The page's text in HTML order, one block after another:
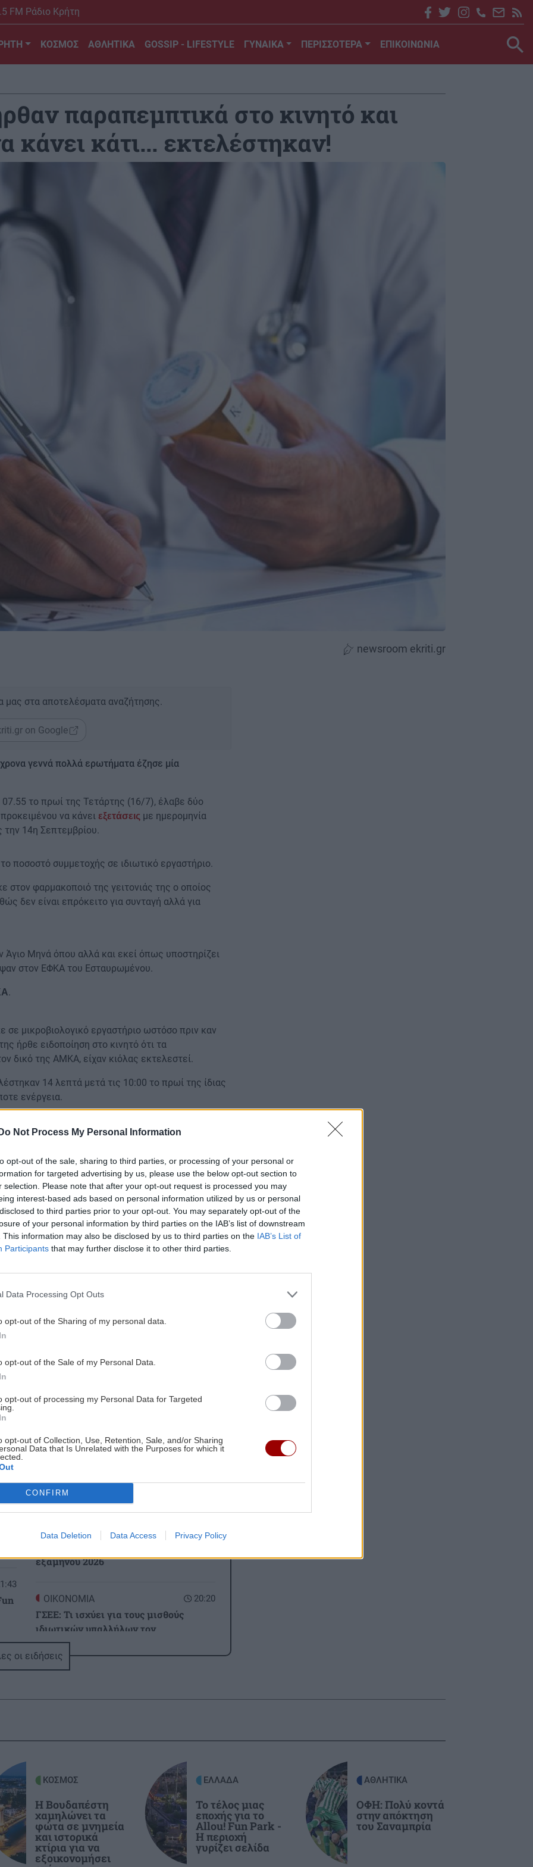
Do Not Process My Personal Information
opt-out of the sale, sharing to third parties, or processing of your personal or
for targeted advertising by us, please use the below opt-out section to
selection. Please note that after your opt-out request is processed you may
interest-based ads based on personal information utilized by us or personal
to third parties prior to your opt-out. You may separately opt-out of the
of your personal information by third parties on the IAB’s list of downstream
This information may also be disclosed by us to third parties on the IAB’s List of
Participants that may further disclose it to other third parties.
Data Processing Opt Outs
opt-out of the Sharing of my personal data.
opt-out of the Sale of my Personal Data.
opt-out of processing my Personal Data for Targeted
opt-out of Collection, Use, Retention, Sale, and/or Sharing
Data that Is Unrelated with the Purposes for which it
CONFIRM
Data Deletion Data Access Privacy Policy
FM Ράδιο Κρήτη
ΚΟΣΜΟΣ ΑΘΛΗΤΙΚΑ GOSSIP - LIFESTYLE ΓΥΝΑΙΚΑ ΠΕΡΙΣΣΟΤΕΡΑ ΕΠΙΚΟΙΝΩΝΙΑ
παραπεμπτικά στο κινητό και
κάνει κάτι... εκτελέστηκαν!
newsroom ekriti.gr
μας στα αποτελέσματα αναζήτησης.
on Google
γεννά πολλά ερωτήματα έζησε μία
07.55 το πρωί της Τετάρτης (16/7), έλαβε δύο
να κάνει εξετάσεις με ημερομηνία
την 14η Σεπτεμβρίου.
ποσοστό συμμετοχής σε ιδιωτικό εργαστήριο.
στον φαρμακοποιό της γειτονιάς της ο οποίος
δεν είναι επρόκειτο για συνταγή αλλά για
Άγιο Μηνά όπου αλλά και εκεί όπως υποστηρίζει
στον ΕΦΚΑ του Εσταυρωμένου.
.
μικροβιολογικό εργαστήριο ωστόσο πριν καν
ήρθε ειδοποίηση στο κινητό ότι τα
δικό της ΑΜΚΑ, είχαν κιόλας εκτελεστεί.
14 λεπτά μετά τις 10:00 το πρωί της ίδιας
ενέργεια.
να την βοηθήσει και ποιος μπορεί να είναι
υπάρχει λόγος.
για εξετάσεις που η ίδια σκόπευε να
των παραπεμπτικών δεν θα μπορεί να το κάνει
με μαγκούρα και ο άλλος χτύπησε γυναίκα και
καθηγητή «έδωσε» την πρώην σύζυγο ως
ΕΙΔΗΣΕΩΝ
20:36
ΚΡΗΤΗ
Ηράκλειο: Κυκλοφοριακές ρυθμίσεις
θα γίνονται τα έργα
CrediaBank: Ισχυρή κερδοφορία στα
εξαμήνου 2026
20:20
ΟΙΚΟΝΟΜΙΑ
ΓΣΕΕ: Τι ισχύει για τους μισθούς
ιδιωτικών υπαλλήλων τον
Δεκαπενταύγουστο
Παράσχος: Στο νοσοκομείο ο ηθοποιός
που δίνει μάχη με τον καρκίνο
19:50
ΑΘΛΗΤΙΚΑ
Ανακοίνωσε Ντιομαντέ η Ρεάλ
Μαδρίτης
οι ειδήσεις
ΚΟΣΜΟΣ
Η Βουδαπέστη
χαμηλώνει τα
φώτα σε μνημεία
και ιστορικά
κτίρια για να
εξοικονομήσει
ΕΛΛΑΔΑ
Το τέλος μιας
εποχής για το
Allou! Fun Park -
Η περιοχή
γυρίζει σελίδα
ΑΘΛΗΤΙΚΑ
ΟΦΗ: Πολύ κοντά
στην απόκτηση
του Σαναμπρία